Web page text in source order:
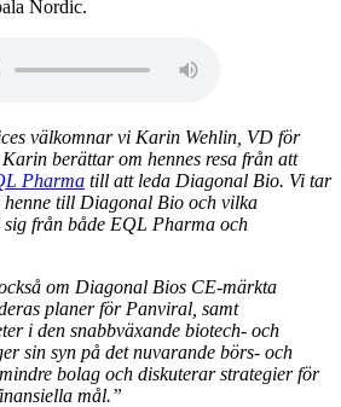
Nordic.
välkomnar vi Karin Wehlin, VD för
berättar om hennes resa från att
Pharma till att leda Diagonal Bio. Vi tar
henne till Diagonal Bio och vilka
från både EQL Pharma och
om Diagonal Bios CE-märkta
planer för Panviral, samt
i den snabbväxande biotech- och
sin syn på det nuvarande börs- och
bolag och diskuterar strategier för
mål.”